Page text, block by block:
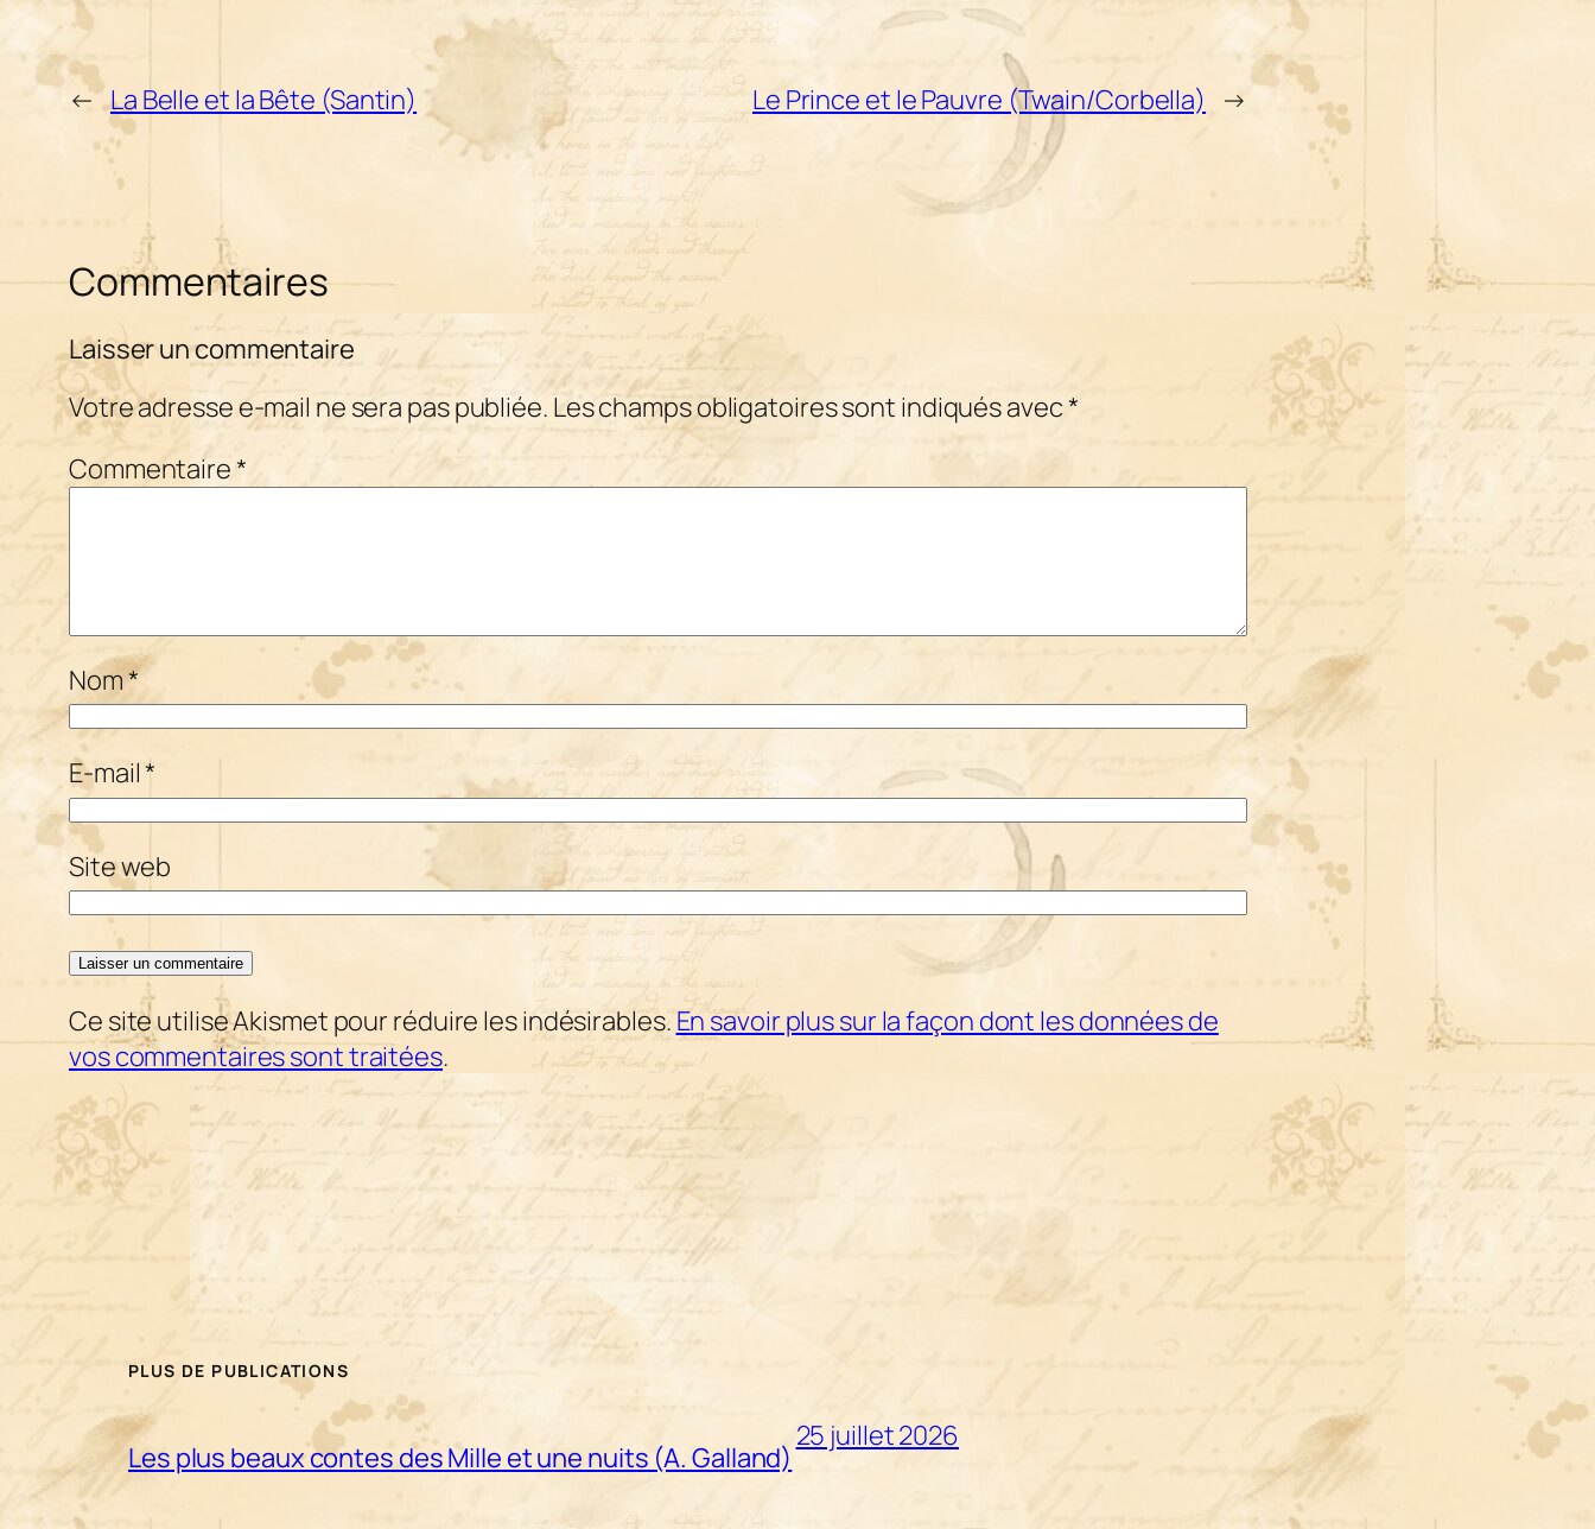
← La Belle et la Bête (Santin) Le Prince et le Pauvre (Twain/Corbella) →
Commentaires
Laisser un commentaire
Votre adresse e-mail ne sera pas publiée. Les champs obligatoires sont indiqués avec*
Commentaire*
Nom*
E-mail*
Site web
Ce site utilise Akismet pour réduire les indésirables. En savoir plus sur la façon dont les données de
vos commentaires sont traitées.
PLUS DE PUBLICATIONS
Les plus beaux contes des Mille et une nuits (A. Galland)
25 juillet 2026